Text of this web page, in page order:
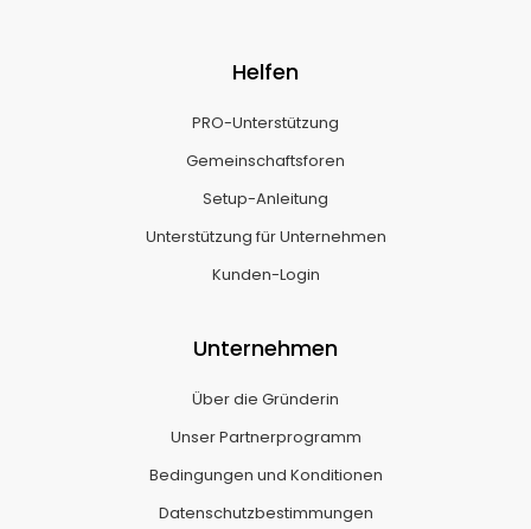
Helfen
PRO-Unterstützung
Gemeinschaftsforen
Setup-Anleitung
Unterstützung für Unternehmen
Kunden-Login
Unternehmen
Über die Gründerin
Unser Partnerprogramm
Bedingungen und Konditionen
Datenschutzbestimmungen